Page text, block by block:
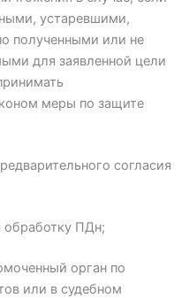
устаревшими,
полученными или не
для заявленной цели
меры по защите
согласия
обработку ПДн;
орган по
или в судебном